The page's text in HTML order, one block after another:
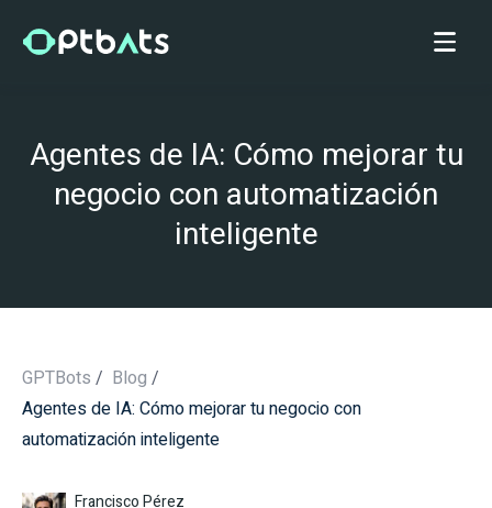
Agentes de IA: Cómo mejorar tu
negocio con automatización
inteligente
GPTBots / Blog /
Agentes de IA: Cómo mejorar tu negocio con
automatización inteligente
Francisco Pérez